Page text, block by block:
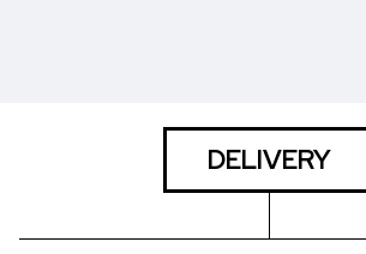
DELIVERY